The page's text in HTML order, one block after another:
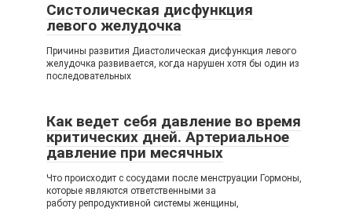
Систолическая дисфункция
левого желудочка
Причины развития Диастолическая дисфункция левого
желудочка развивается, когда нарушен хотя бы один из
последовательных
Как ведет себя давление во время
критических дней. Артериальное
давление при месячных
Что происходит с сосудами после менструации Гормоны,
которые являются ответственными за
работу репродуктивной системы женщины,